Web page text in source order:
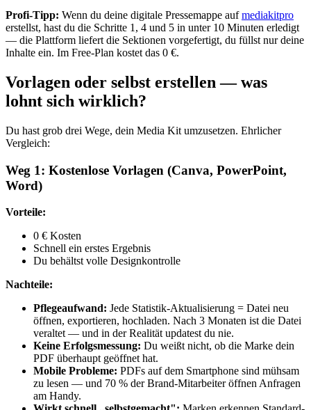
Profi-Tipp: Wenn du deine digitale Pressemappe aufmediakitpro
erstellst, hast du die Schritte 1, 4 und 5 in unter 10 Minuten erledigt
— die Plattform liefert die Sektionen vorgefertigt, du füllst nur deine
Inhalte ein. Im Free-Plan kostet das 0 €.
Vorlagen oder selbst erstellen — was
lohnt sich wirklich?
Du hast grob drei Wege, dein Media Kit umzusetzen. Ehrlicher
Vergleich:
Weg 1: Kostenlose Vorlagen (Canva, PowerPoint,
Word)
Vorteile:
0 € Kosten
Schnell ein erstes Ergebnis
Du behältst volle Designkontrolle
Nachteile:
Pflegeaufwand: Jede Statistik-Aktualisierung = Datei neu
öffnen, exportieren, hochladen. Nach 3 Monaten ist die Datei
veraltet — und in der Realität updatest du nie.
Keine Erfolgsmessung: Du weißt nicht, ob die Marke dein
PDF überhaupt geöffnet hat.
Mobile Probleme: PDFs auf dem Smartphone sind mühsam
zu lesen — und 70 % der Brand-Mitarbeiter öffnen Anfragen
am Handy.